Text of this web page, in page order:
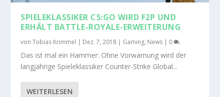
SPIELEKLASSIKER CS:GO WIRD F2P UND
ERHÄLT BATTLE-ROYALE-ERWEITERUNG
vonTobias Krimmel | Dez. 7, 2018 | Gaming, News | 0
Das ist mal ein Hammer: Ohne Vorwarnung wird der
langjährige Spieleklassiker Counter-Strike Global...
WEITERLESEN